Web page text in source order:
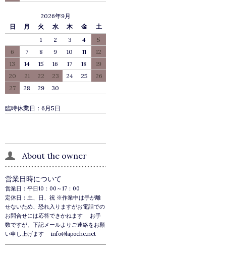
2026年9月
日
月 火 水 木 金
土
1
2 3 4
5
6
7 8 9 10 11
12
13
14 15 16 17 18
19
20
21 22 23 24 25
26
27
28 29 30
臨時休業日：6月5日
About the owner
営業日時について
営業日：平日10：00～17：00
定休日：土、日、祝 ※作業中は手が離
せないため、恐れ入りますがお電話での
お問合せには応答できかねます お手
数ですが、下記メールよりご連絡をお願
い申し上げます info@lapoche.net